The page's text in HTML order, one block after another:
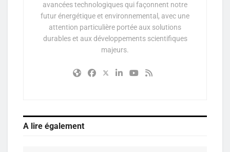
avancées technologiques qui façonnent notre
futur énergétique et environnemental, avec une
attention particulière portée aux solutions
durables et aux développements scientifiques
majeurs.
A lire également